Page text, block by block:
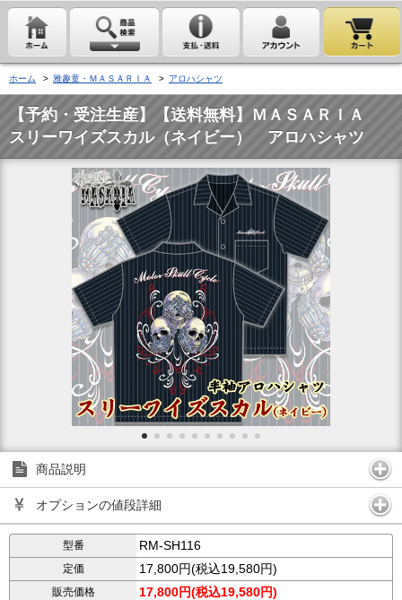
ホーム > 雅趣童・ＭＡＳＡＲＩＡ > アロハシャツ
【予約・受注生産】【送料無料】ＭＡＳＡＲＩＡ
スリーワイズスカル（ネイビー） アロハシャツ
商品説明
オプションの値段詳細
型番 RM-SH116
定価 17,800円(税込19,580円)
販売価格 17,800円(税込19,580円)